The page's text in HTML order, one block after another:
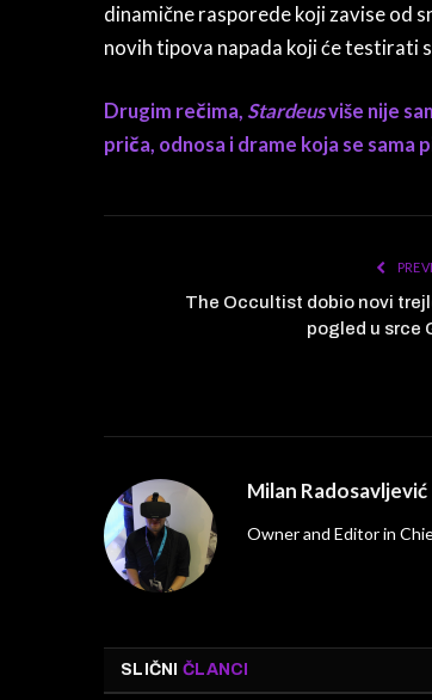
dinamične rasporede koji zavise od
novih tipova napada koji će testirati
Drugim rečima, Stardeusviše nije
priča, odnosa i drame koja se sama
The Occultist dobio novi
pogled u srce
Milan Radosavljević
Owner and Editor in
SLIČNI ČLANCI